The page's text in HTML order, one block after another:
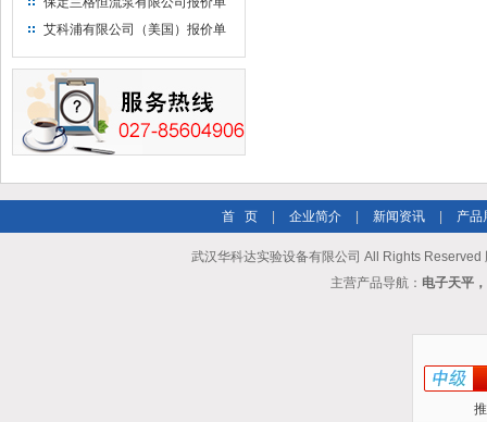
艾科浦有限公司（美国）报价单
首 页 企业简介 新闻资讯 产品
武汉华科达实验设备有限公司 All Rights Reserved
主营产品导航： 电子天平